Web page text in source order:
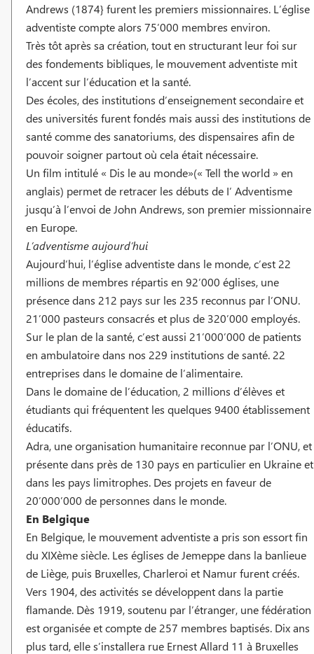
Andrews (1874} furent les premiers missionnaires. L’église
adventiste compte alors 75’000 membres environ.
Très tôt après sa création, tout en structurant leur foi sur
des fondements bibliques, le mouvement adventiste mit
l’accent sur l’éducation et la santé.
Des écoles, des institutions d’enseignement secondaire et
des universités furent fondés mais aussi des institutions de
santé comme des sanatoriums, des dispensaires afin de
pouvoir soigner partout où cela était nécessaire.
Un film intitulé « Dis le au monde»(« Tell the world » en
anglais) permet de retracer les débuts de I’ Adventisme
jusqu’à l’envoi de John Andrews, son premier missionnaire
en Europe.
L’adventisme aujourd’hui
Aujourd’hui, l’église adventiste dans le monde, c’est 22
millions de membres répartis en 92’000 églises, une
présence dans 212 pays sur les 235 reconnus par l’ONU.
21’000 pasteurs consacrés et plus de 320’000 employés.
Sur le plan de la santé, c’est aussi 21’000’000 de patients
en ambulatoire dans nos 229 institutions de santé. 22
entreprises dans le domaine de l’alimentaire.
Dans le domaine de l’éducation, 2 millions d’élèves et
étudiants qui fréquentent les quelques 9400 établissement
éducatifs.
Adra, une organisation humanitaire reconnue par l’ONU, et
présente dans près de 130 pays en particulier en Ukraine et
dans les pays limitrophes. Des projets en faveur de
20’000’000 de personnes dans le monde.
En Belgique
En Belgique, le mouvement adventiste a pris son essort fin
du XIXème siècle. Les églises de Jemeppe dans la banlieue
de Liège, puis Bruxelles, Charleroi et Namur furent créés.
Vers 1904, des activités se développent dans la partie
flamande. Dès 1919, soutenu par l’étranger, une fédération
est organisée et compte de 257 membres baptisés. Dix ans
plus tard, elle s’installera rue Ernest Allard 11 à Bruxelles